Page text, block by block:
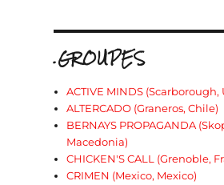
.GROUPES
ACTIVE MINDS (Scarborough,
ALTERCADO (Graneros, Chile)
BERNAYS PROPAGANDA
Macedonia)
CHICKEN'S CALL (Grenoble,
CRIMEN (Mexico, Mexico)